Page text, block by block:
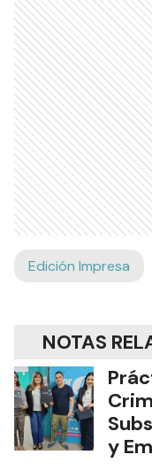
Edición Impresa
NOTAS
y